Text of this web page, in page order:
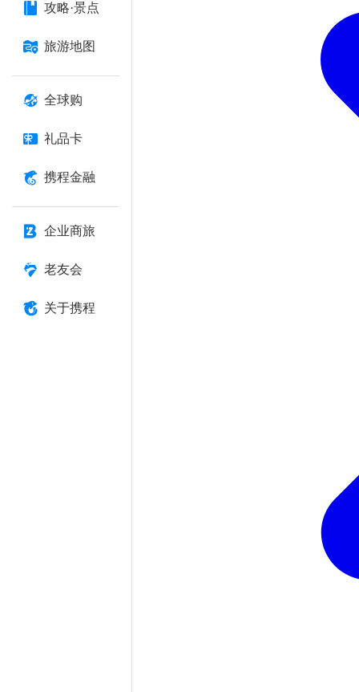
攻略·景点
旅游地图
全球购
礼品卡
携程金融
企业商旅
老友会
关于携程